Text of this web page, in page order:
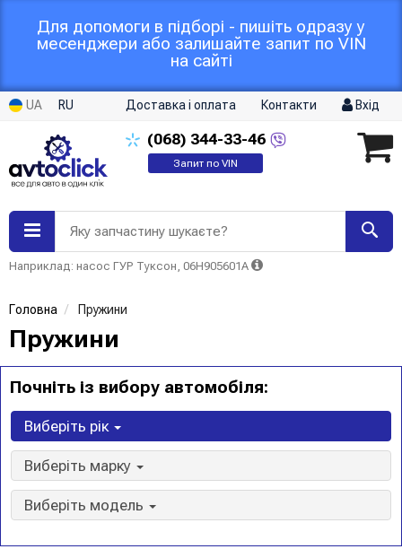
Для допомоги в підборі - пишіть одразу у
месенджери або залишайте запит по VIN
на сайті
UA RU Доставка і оплата Контакти Вхід
(068) 344-33-46
Запит по VIN
Яку запчастину шукаєте?
Наприклад: насос ГУР Туксон, 06H905601A
Головна Пружини
Пружини
Почніть із вибору автомобіля:
Виберіть рік
Виберіть марку
Виберіть модель